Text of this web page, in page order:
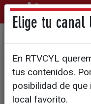
Marina
recorrido
Elige tu
En RTVCYL
tus contenidos.
posibilidad de que
local favorito.